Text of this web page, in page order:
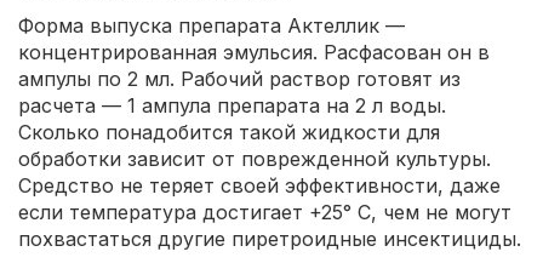
Форма выпуска препарата Актеллик —
концентрированная эмульсия. Расфасован он в
ампулы по 2 мл. Рабочий раствор готовят из
расчета — 1 ампула препарата на 2 л воды.
Сколько понадобится такой жидкости для
обработки зависит от поврежденной культуры.
Средство не теряет своей эффективности, даже
если температура достигает +25° С, чем не могут
похвастаться другие пиретроидные инсектициды.